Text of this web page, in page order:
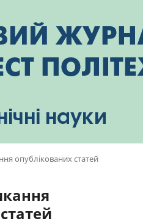
опублікованих статей